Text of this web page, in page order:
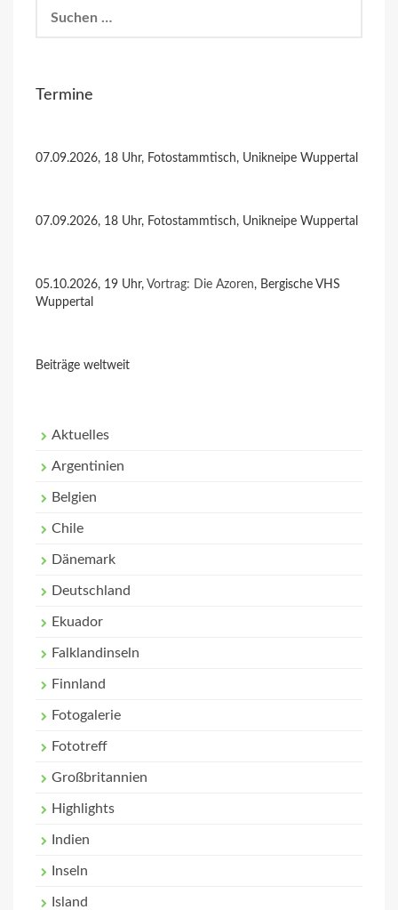
nach:
Termine
07.09.2026, 18 Uhr, Fotostammtisch, Unikneipe Wuppertal
07.09.2026, 18 Uhr, Fotostammtisch, Unikneipe Wuppertal
05.10.2026, 19 Uhr, Vortrag: Die Azoren, Bergische VHS
Wuppertal
Beiträge weltweit
Aktuelles
Argentinien
Belgien
Chile
Dänemark
Deutschland
Ekuador
Falklandinseln
Finnland
Fotogalerie
Fototreff
Großbritannien
Highlights
Indien
Inseln
Island